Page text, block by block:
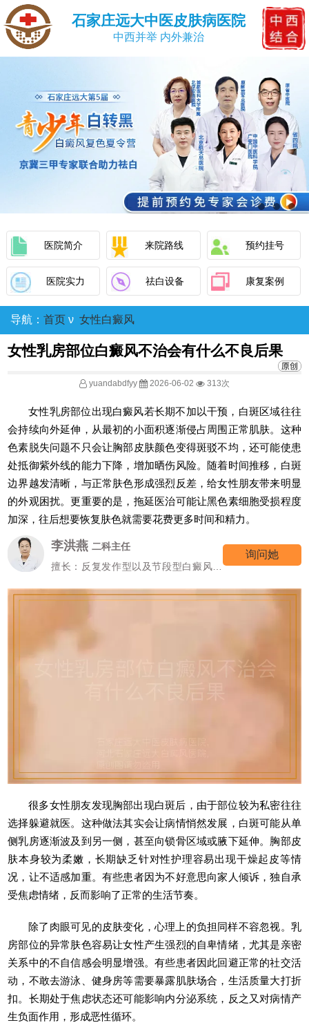
石家庄远大中医皮肤病医院
中西并举 内外兼治
医院简介 来院路线 预约挂号
医院实力 祛白设备 康复案例
导航： 首页 ν 女性白癜风
女性乳房部位白癜风不治会有什么不良后果
yuandabdfyy 2026-06-02 313次
女性乳房部位出现白癜风若长期不加以干预，白斑区域往往
会持续向外延伸，从最初的小面积逐渐侵占周围正常肌肤。这种
色素脱失问题不只会让胸部皮肤颜色变得斑驳不均，还可能使患
处抵御紫外线的能力下降，增加晒伤风险。随着时间推移，白斑
边界越发清晰，与正常肤色形成强烈反差，给女性朋友带来明显
的外观困扰。更重要的是，拖延医治可能让黑色素细胞受损程度
加深，往后想要恢复肤色就需要花费更多时间和精力。
李洪燕 二科主任
擅长：反复发作型以及节段型白癜风诊
询问她
很多女性朋友发现胸部出现白斑后，由于部位较为私密往往
选择躲避就医。这种做法其实会让病情悄然发展，白斑可能从单
侧乳房逐渐波及到另一侧，甚至向锁骨区域或腋下延伸。胸部皮
肤本身较为柔嫩，长期缺乏针对性护理容易出现干燥起皮等情
况，让不适感加重。有些患者因为不好意思向家人倾诉，独自承
受焦虑情绪，反而影响了正常的生活节奏。
除了肉眼可见的皮肤变化，心理上的负担同样不容忽视。乳
房部位的异常肤色容易让女性产生强烈的自卑情绪，尤其是亲密
关系中的不自信感会明显增强。有些患者因此回避正常的社交活
动，不敢去游泳、健身房等需要暴露肌肤场合，生活质量大打折
扣。长期处于焦虑状态还可能影响内分泌系统，反之又对病情产
生负面作用，形成恶性循环。